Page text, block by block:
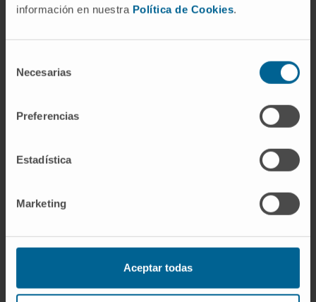
información en nuestra Política de Cookies.
Necesarias
Preferencias
Estadística
Marketing
Aceptar todas
Profesor colaborador de la asignatura de
revistas internacionales y de varios capítulos
como sobre la Salud de la mujer y salud
Ha presentado numerosas comunicaciones
internacionales relacionados con su